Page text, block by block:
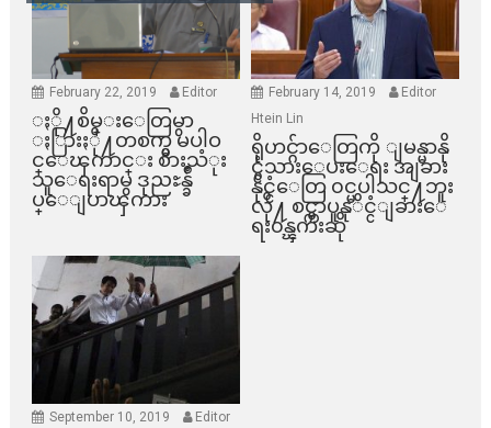
February 22, 2019 Editor
ႏို႔စိမ္းေတြမွာ
ႏြားႏို႔တစက္မွ မပါဝ
င္ေၾကာင္း စားသံုး
သူေရးရာမွ ဒုညႊန္ခ်ဳ
ပ္ေျပာၾကား
February 14, 2019
Editor
Htein Lin
ရိုဟင္ဂ်ာေတြကို ျမန္မာနို
င္ငံသားေပးေရး အျခား
နိုင္ငံေတြ ၀င္မပါသင္႔ဘူး
လို႔ စင္ကာပူနုိင္ငံျခားေ
ရး၀န္ၾကီးဆို
September 10, 2019 Editor